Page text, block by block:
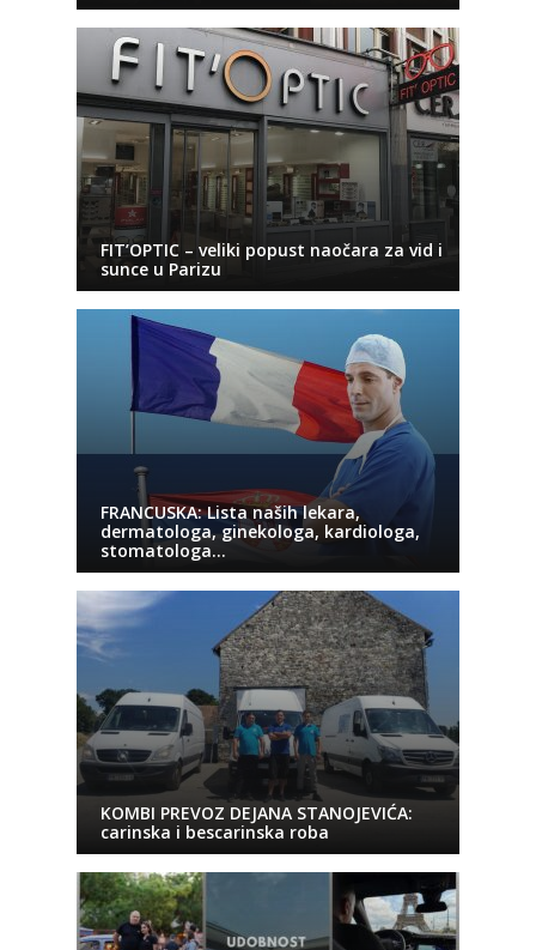
FIT’OPTIC – veliki popust naočara za vid i
sunce u Parizu
FRANCUSKA: Lista naših lekara,
dermatologa, ginekologa, kardiologa,
stomatologa…
KOMBI PREVOZ DEJANA STANOJEVIĆA:
carinska i bescarinska roba